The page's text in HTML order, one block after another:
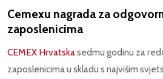
Cemexu nagrada za
zaposlenicima
CEMEX Hrvatskasedmu godinu za
zaposlenicima u skladu s najvišim